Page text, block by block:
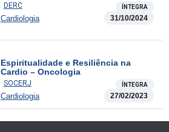
DERC ÍNTEGRA
Cardiologia 31/10/2024
Espiritualidade e Resiliência na
Cardio – Oncologia
SOCERJ ÍNTEGRA
Cardiologia 27/02/2023